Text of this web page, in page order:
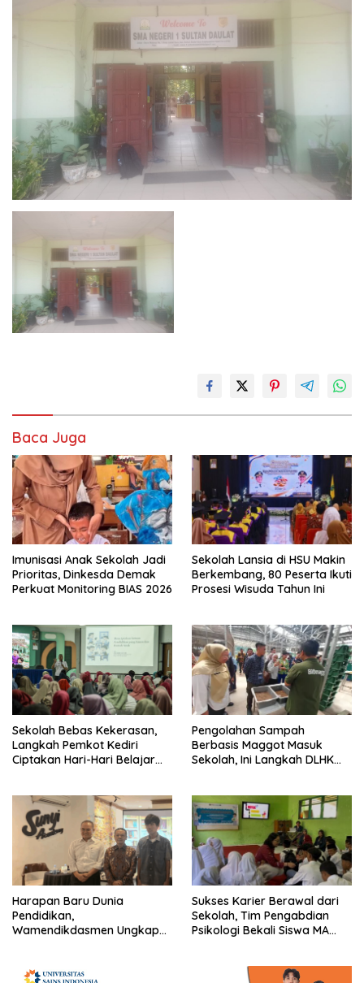
Baca Juga
Imunisasi Anak Sekolah Jadi
Prioritas, Dinkesda Demak
Perkuat Monitoring BIAS 2026
Sekolah Lansia di HSU Makin
Berkembang, 80 Peserta Ikuti
Prosesi Wisuda Tahun Ini
Sekolah Bebas Kekerasan,
Langkah Pemkot Kediri
Ciptakan Hari-Hari Belajar
Pengolahan Sampah
Berbasis Maggot Masuk
Sekolah, Ini Langkah DLHK
Harapan Baru Dunia
Pendidikan,
Wamendikdasmen Ungkap
Sukses Karier Berawal dari
Sekolah, Tim Pengabdian
Psikologi Bekali Siswa MA